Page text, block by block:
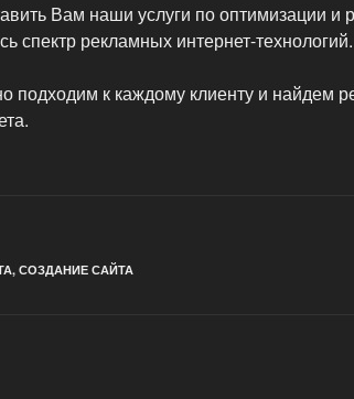
Вам наши услуги по оптимизации и
спектр рекламных интернет-технологий.
подходим к каждому клиенту и найдем
, СОЗДАНИЕ САЙТА